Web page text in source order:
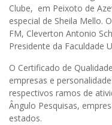
Clube, em Peixoto de
especial de Sheila Mello.
FM, Cleverton Antonio
Presidente da Faculdade
O Certificado de
empresas e
respectivos ramos de
Ângulo Pesquisas,
estados.